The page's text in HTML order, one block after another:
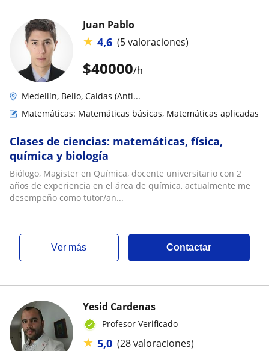
$40000/h
Juan Pablo
★ 4,6 (5 valoraciones)
Medellín, Bello, Caldas (Anti...
Matemáticas: Matemáticas básicas, Matemáticas aplicadas
Clases de ciencias: matemáticas, física,
química y biología
Biólogo, Magister en Química, docente universitario con 2
años de experiencia en el área de química, actualmente me
desempeño como tutor/an...
ver más Contactar
Yesid Cardenas
Profesor Verificado
★ 5,0 (28 valoraciones)